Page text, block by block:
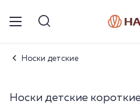
Носки детские
Носки детские